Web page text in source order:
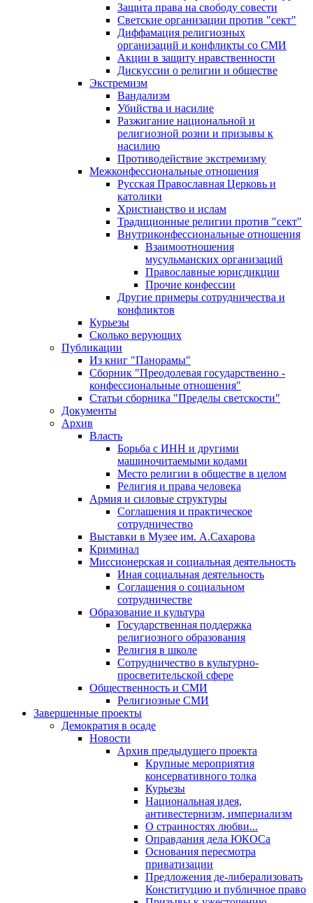
Защита права на свободу совести
Светские организации против "сект"
Диффамация религиозных
организаций и конфликты со СМИ
Акции в защиту нравственности
Дискуссии о религии и обществе
Экстремизм
Вандализм
Убийства и насилие
Разжигание национальной и
религиозной розни и призывы к
насилию
Противодействие экстремизму
Межконфессиональные отношения
Русская Православная Церковь и
католики
Христианство и ислам
Традиционные религии против "сект"
Внутриконфессиональные отношения
Взаимоотношения
мусульманских организаций
Православные юрисдикции
Прочие конфессии
Другие примеры сотрудничества и
конфликтов
Курьезы
Сколько верующих
Публикации
Из книг "Панорамы"
Сборник "Преодолевая государственно -
конфессиональные отношения"
Статьи сборника "Пределы светскости"
Документы
Архив
Власть
Борьба с ИНН и другими
машиночитаемыми кодами
Место религии в обществе в целом
Религия и права человека
Армия и силовые структуры
Соглашения и практическое
сотрудничество
Выставки в Музее им. А.Сахарова
Криминал
Миссионерская и социальная деятельность
Иная социальная деятельность
Соглашения о социальном
сотрудничестве
Образование и культура
Государственная поддержка
религиозного образования
Религия в школе
Сотрудничество в культурно-
просветительской сфере
Общественность и СМИ
Религиозные СМИ
Завершенные проекты
Демократия в осаде
Новости
Архив предыдущего проекта
Крупные мероприятия
консервативного толка
Курьезы
Национальная идея,
антивестернизм, империализм
О странностях любви...
Оправдания дела ЮКОСа
Основания пересмотра
приватизации
Предложения де-либерализовать
Конституцию и публичное право